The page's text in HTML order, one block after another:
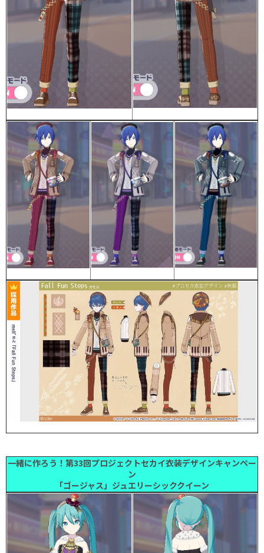
一緒に作ろう！第33回プロジェクトセカイ衣装デザインキャンペー
ン
「ゴージャス」ジュエリーシッククイーン